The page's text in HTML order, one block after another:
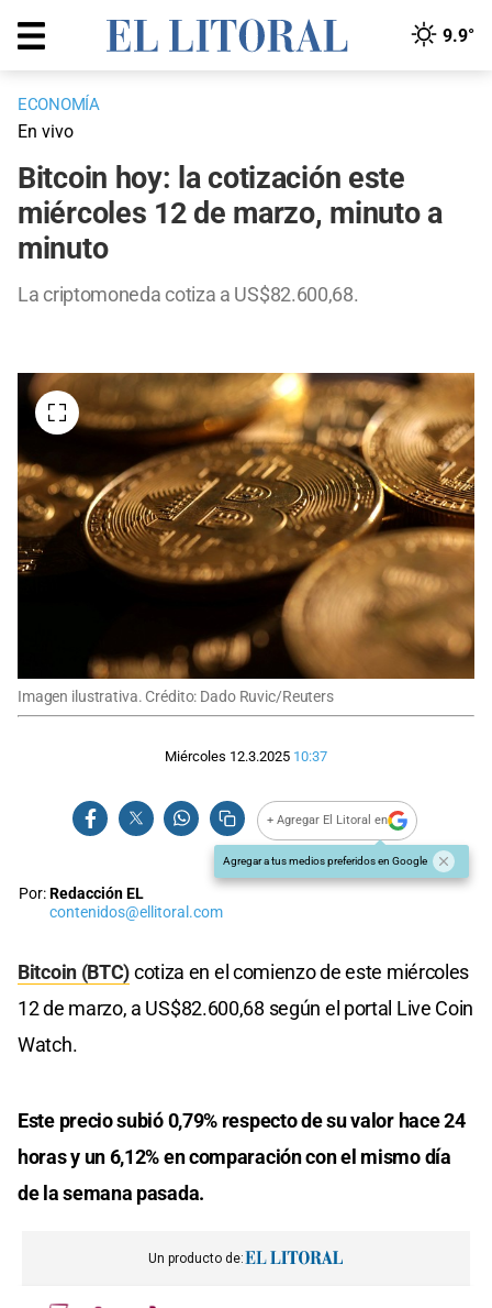
9.9°
ECONOMÍA
En vivo
Bitcoin hoy: la cotización este
miércoles 12 de marzo, minuto a
minuto
La criptomoneda cotiza a US$82.600,68.
Imagen ilustrativa. Crédito: Dado Ruvic/Reuters
Miércoles 12.3.2025 10:37
+ Agregar El Litoral en
Agregar a tus medios preferidos en Google
Por:Redacción EL
contenidos@ellitoral.com
Bitcoin (BTC)cotiza en el comienzo de este miércoles
12 de marzo, a US$82.600,68 según el portal Live Coin
Watch.
Este precio subió 0,79% respecto de su valor hace 24
horas y un 6,12% en comparación con el mismo día
de la semana pasada.